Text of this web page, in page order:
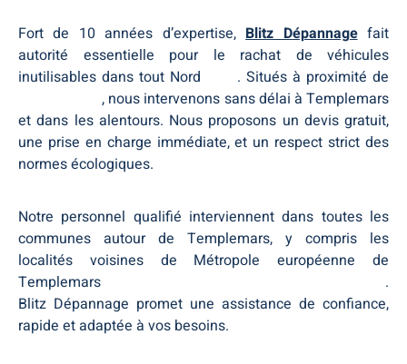
Fort de 10 années d’expertise, Blitz Dépannagefait
autorité essentielle pour le rachat de véhicules
inutilisables dans tout Nord
. Situés à proximité de
, nous intervenons sans délai à Templemars
et dans les alentours. Nous proposons un devis gratuit,
une prise en charge immédiate, et un respect strict des
normes écologiques.
Notre personnel qualifié interviennent dans toutes les
communes autour de Templemars, y compris les
localités voisines de Métropole européenne de
Templemars
.
Blitz Dépannage promet une assistance de confiance,
rapide et adaptée à vos besoins.